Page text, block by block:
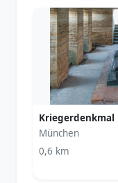
Kriegerdenkmal
München
0,6 km